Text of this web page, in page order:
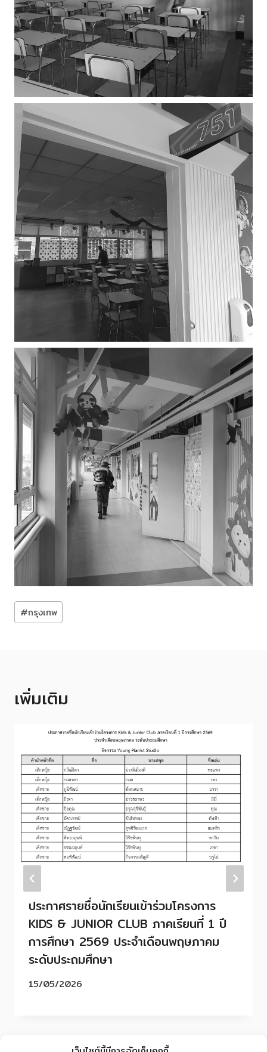
Post
Tags:
#กรุงเทพ
เพิ่มเติม
ประกาศรายชื่อนักเรียนเข้าร่วมโครงการ
KIDS & JUNIOR CLUB ภาคเรียนที่ 1 ปี
การศึกษา 2569 ประจำเดือนพฤษภาคม
ระดับประถมศึกษา
15/05/2026